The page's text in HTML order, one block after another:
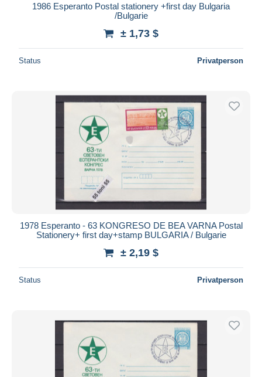
1986 Esperanto Postal stationery +first day Bulgaria
/Bulgarie
± 1,73 $
Status Privatperson
1978 Esperanto - 63 KONGRESO DE BEA VARNA Postal
Stationery+ first day+stamp BULGARIA / Bulgarie
± 2,19 $
Status Privatperson